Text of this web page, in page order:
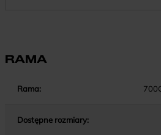
RAMA
Rama:
Dostępne rozmiary: